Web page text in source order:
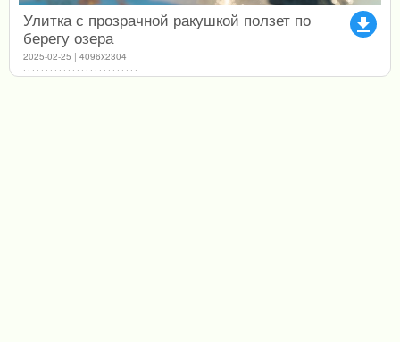
file_download
Улитка с прозрачной ракушкой ползет по
берегу озера
2025-02-25 | 4096x2304